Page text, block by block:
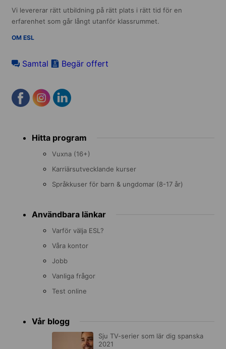
Vi levererar rätt utbildning på rätt plats i rätt tid för en
erfarenhet som går långt utanför klassrummet.
OM ESL
Samtal Begär offert
menu Hitta program
Vuxna (16+)
Karriärsutvecklande kurser
Språkkuser för barn & ungdomar (8-17 år)
Användbara länkar
Varför välja ESL?
Våra kontor
Jobb
Vanliga frågor
Test online
Vår blogg
Sju TV-serier som lär dig spanska
2021